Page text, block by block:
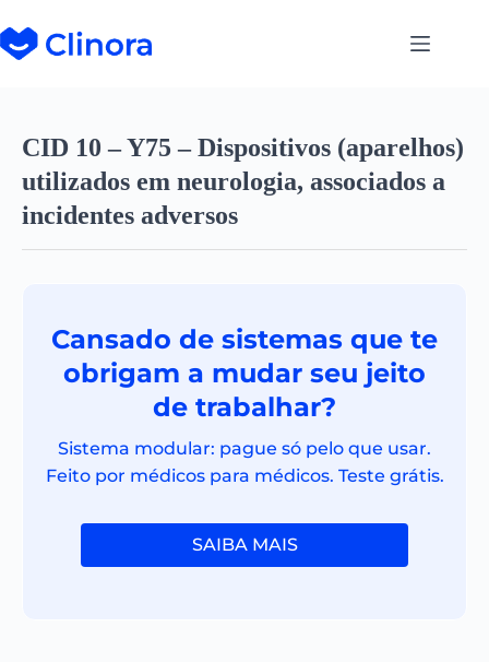
CID 10 – Y75 – Dispositivos (aparelhos)
utilizados em neurologia, associados a
incidentes adversos
Cansado de sistemas que te
obrigam a mudar seu jeito
de trabalhar?
Sistema modular: pague só pelo que usar.
Feito por médicos para médicos. Teste grátis.
SAIBA MAIS